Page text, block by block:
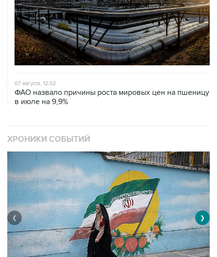
07 августа, 12:02
ФАО назвало причины роста мировых цен на пшеницу
в июле на 9,9%
ХРОНИКИ СОБЫТИЙ
❮ ❯